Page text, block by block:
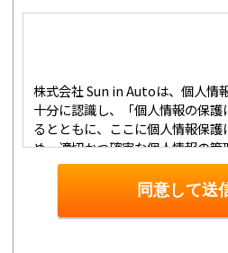
株式会社 Sun in Autoは、個人情
十分に認識し、「個人情報の保
るとともに、ここに個人情報保
め、適切かつ確実な個人情報の管
１．個人情報の取得･利用･提供
個人情報を取得する際は、その
確に特定し、その目的達成に必要
公正な手段を用い、同意を得て
同意して送